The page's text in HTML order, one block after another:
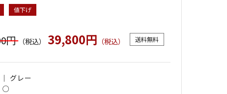
値下げ
円（税込） 39,800円 （税込） 送料無料
グレー
○